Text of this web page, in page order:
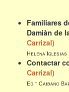
Familiares
Damiàn de
Carrizal)
Helena Iglesias
Contactar
Carrizal)
Edit Caibano